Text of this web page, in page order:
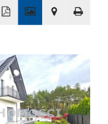
Domy
Dzialki